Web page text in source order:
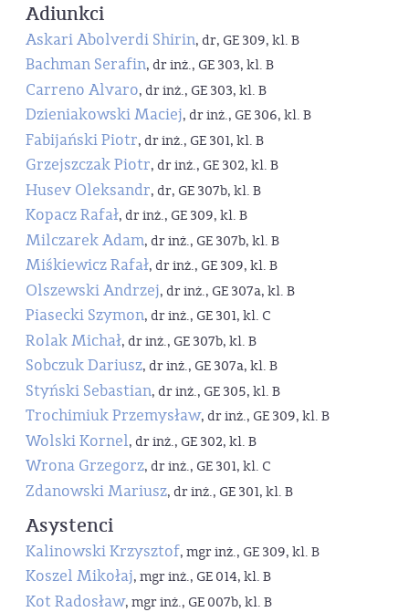
Adiunkci
Askari Abolverdi Shirin, dr, GE 309, kl. B
Bachman Serafin, dr inż., GE 303, kl. B
Carreno Alvaro, dr inż., GE 303, kl. B
Dzieniakowski Maciej, dr inż., GE 306, kl. B
Fabijański Piotr, dr inż., GE 301, kl. B
Grzejszczak Piotr, dr inż., GE 302, kl. B
Husev Oleksandr, dr, GE 307b, kl. B
Kopacz Rafał, dr inż., GE 309, kl. B
Milczarek Adam, dr inż., GE 307b, kl. B
Miśkiewicz Rafał, dr inż., GE 309, kl. B
Olszewski Andrzej, dr inż., GE 307a, kl. B
Piasecki Szymon, dr inż., GE 301, kl. C
Rolak Michał, dr inż., GE 307b, kl. B
Sobczuk Dariusz, dr inż., GE 307a, kl. B
Styński Sebastian, dr inż., GE 305, kl. B
Trochimiuk Przemysław, dr inż., GE 309, kl. B
Wolski Kornel, dr inż., GE 302, kl. B
Wrona Grzegorz, dr inż., GE 301, kl. C
Zdanowski Mariusz, dr inż., GE 301, kl. B
Asystenci
Kalinowski Krzysztof, mgr inż., GE 309, kl. B
Koszel Mikołaj, mgr inż., GE 014, kl. B
Kot Radosław, mgr inż., GE 007b, kl. B